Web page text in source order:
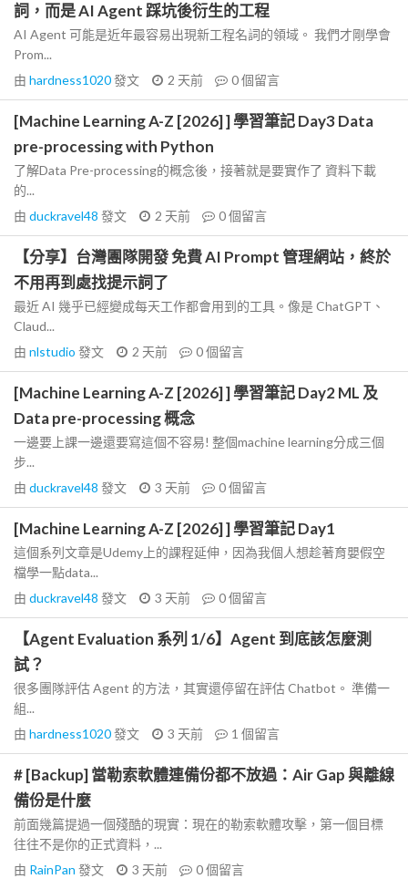
詞，而是 AI Agent 踩坑後衍生的工程
AI Agent 可能是近年最容易出現新工程名詞的領域。 我們才剛學會
Prom...
由 hardness1020發文 2 天前 0個留言
[Machine Learning A-Z [2026] ] 學習筆記 Day3 Data
pre-processing with Python
了解Data Pre-processing的概念後，接著就是要實作了 資料下載
的...
由 duckravel48 發文 2 天前 0個留言
【分享】台灣團隊開發 免費 AI Prompt 管理網站，終於
不用再到處找提示詞了
最近 AI 幾乎已經變成每天工作都會用到的工具。像是 ChatGPT、
Claud...
由 nlstudio 發文 2 天前 0個留言
[Machine Learning A-Z [2026] ] 學習筆記 Day2 ML 及
Data pre-processing 概念
一邊要上課一邊還要寫這個不容易! 整個machine learning分成三個
步...
由 duckravel48 發文 3 天前 0個留言
[Machine Learning A-Z [2026] ] 學習筆記 Day1
這個系列文章是Udemy上的課程延伸，因為我個人想趁著育嬰假空
檔學一點data...
由 duckravel48 發文 3 天前 0個留言
【Agent Evaluation 系列 1/6】Agent 到底該怎麼測
試？
很多團隊評估 Agent 的方法，其實還停留在評估 Chatbot。 準備一
組...
由 hardness1020發文 3 天前 1 個留言
# [Backup] 當勒索軟體連備份都不放過：Air Gap 與離線
備份是什麼
前面幾篇提過一個殘酷的現實：現在的勒索軟體攻擊，第一個目標
往往不是你的正式資料，...
由 RainPan 發文 3 天前 0個留言